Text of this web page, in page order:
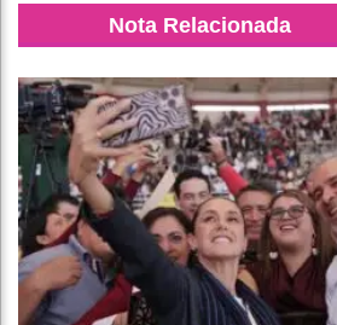
Nota Relacionada